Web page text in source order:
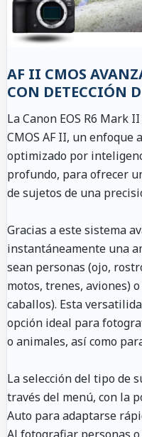
AF II CMOS
CON DETECCIÓN
La Canon EOS R6 Mark
CMOS AF II, un
optimizado por
profundo, para ofrecer
de sujetos de una
Gracias a este sistema
instantáneamente una
sean personas (ojo,
motos, trenes, aviones)
caballos). Esta
opción ideal para
o animales, así como
La selección del tipo de
través del menú, con la
Auto para adaptarse